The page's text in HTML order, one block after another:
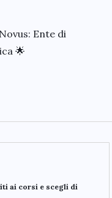
Ente di
🌟
ai corsi e scegli di